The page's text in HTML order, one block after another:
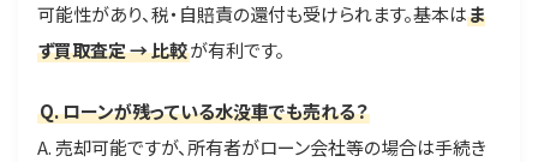
可能性があり、税・自賠責の還付も受けられます。基本はま
ず買取査定 → 比較が有利です。
Q. ローンが残っている水没車でも売れる？
A. 売却可能ですが、所有者がローン会社等の場合は手続き